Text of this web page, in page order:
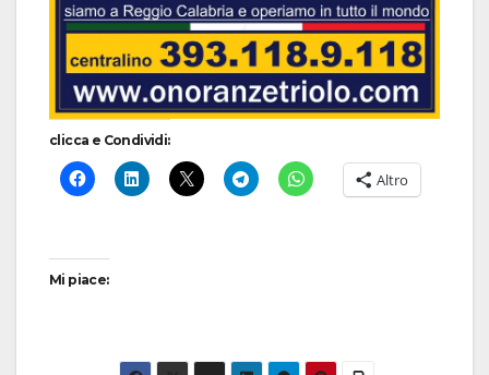
clicca e Condividi:
Altro
Mi piace: